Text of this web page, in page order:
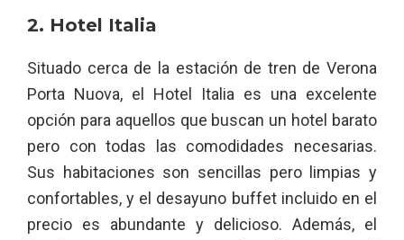
2. Hotel Italia
Situado cerca de la estación de tren de Verona
Porta Nuova, el Hotel Italia es una excelente
opción para aquellos que buscan un hotel barato
pero con todas las comodidades necesarias.
Sus habitaciones son sencillas pero limpias y
confortables, y el desayuno buffet incluido en el
precio es abundante y delicioso. Además, el